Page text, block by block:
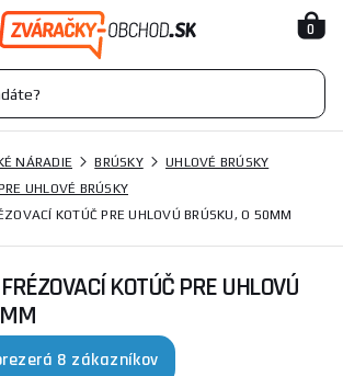
0
NÁRADIE BRÚSKY
UHLOVÉ BRÚSKY
UHLOVÉ BRÚSKY
KOTÚČ PRE UHLOVÚ BRÚSKU, O 50MM
KOTÚČ PRE UHLOVÚ
8 zákazníkov